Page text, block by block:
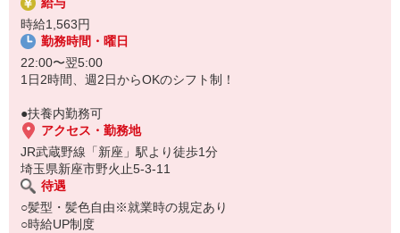
他にも、食材の調整や金銭管理、新しく入社したクルーの研修など
様々なお仕事があります。
セルフオーダー、セルフ会計で、現金の受け渡しはほとんどありま
せん。※一部店舗を除く
取り間違いもなく安心でスムーズ♪
マニュアルも用意していますので飲食店が初めての方でも大丈夫！
もちろん先輩クルーがしっかり教えてくれるので安心してくださ
い。
時給1,563円
勤務時間・曜日
22:00〜翌5:00
1日2時間、週2日からOKのシフト制！
●扶養内勤務可
アクセス・勤務地
JR武蔵野線「新座」駅より徒歩1分
埼玉県新座市野火止5-3-11
待遇
○髪型・髪色自由※就業時の規定あり
○時給UP制度